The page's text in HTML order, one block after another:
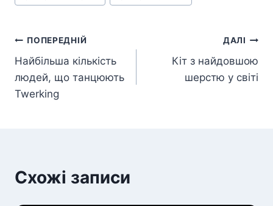
запису:
Навігація
записів
ПОПЕРЕДНІЙ
Найбільша кількість
людей, що танцюють
Twerking
ДАЛІ
Кіт з найдовшою
шерстю у світі
Схожі записи